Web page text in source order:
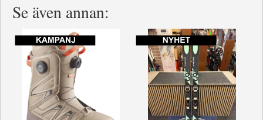
Se även annan: